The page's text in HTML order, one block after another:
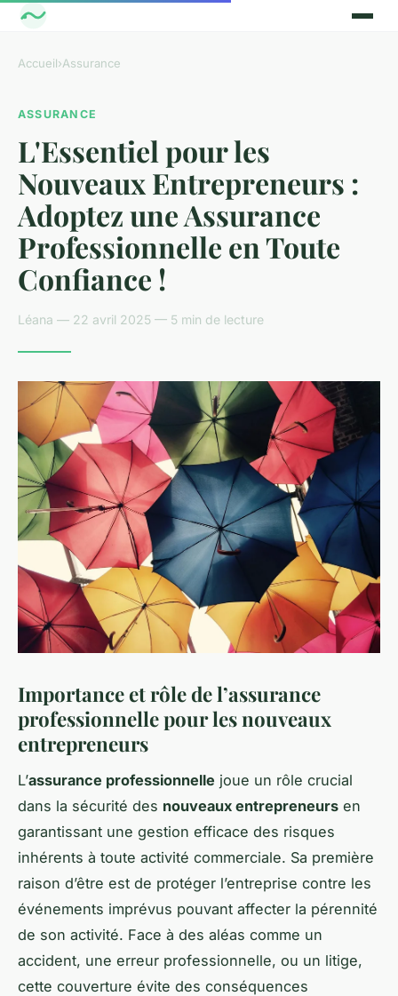
Accueil›Assurance
ASSURANCE
L'Essentiel pour les
Nouveaux Entrepreneurs :
Adoptez une Assurance
Professionnelle en Toute
Confiance !
Léana — 22 avril 2025 — 5 min de lecture
Importance et rôle de l’assurance
professionnelle pour les nouveaux
entrepreneurs
L’assurance professionnelle joue un rôle crucial
dans la sécurité des nouveaux entrepreneurs en
garantissant une gestion efficace des risques
inhérents à toute activité commerciale. Sa première
raison d’être est de protéger l’entreprise contre les
événements imprévus pouvant affecter la pérennité
de son activité. Face à des aléas comme un
accident, une erreur professionnelle, ou un litige,
cette couverture évite des conséquences